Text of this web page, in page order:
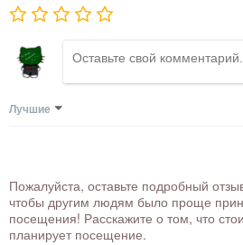
Лучшие
Пожалуйста, оставьте подробный
чтобы другим людям было проще
посещения! Расскажите о том, что
планирует посещение.